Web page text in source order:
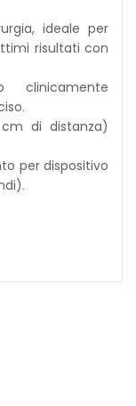
ideale per
risultati con
clinicamente
di distanza)
per dispositivo